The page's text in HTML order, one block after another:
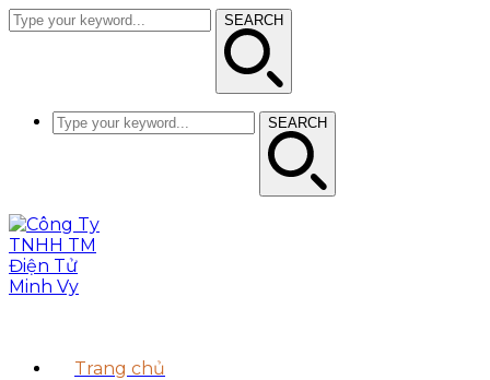
SEARCH
SEARCH
Trang chủ